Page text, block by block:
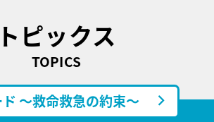
トピックス
TOPICS
～救命救急の約束～